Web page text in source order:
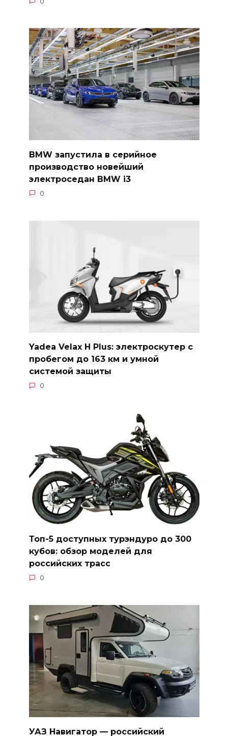
BMW запустила в серийное
производство новейший
электроседан BMW i3
0
Yadea Velax H Plus: электроскутер с
пробегом до 163 км и умной
системой защиты
0
Топ-5 доступных турэндуро до 300
кубов: обзор моделей для
российских трасс
0
УАЗ Навигатор — российский